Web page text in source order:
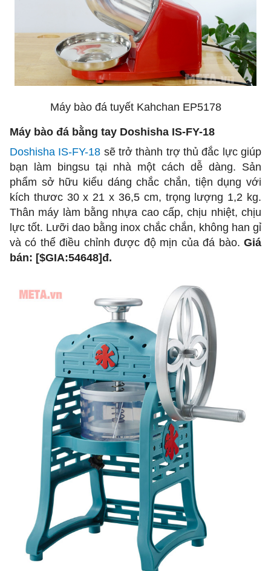
Máy bào đá tuyết Kahchan EP5178
Máy bào đá bằng tay Doshisha IS-FY-18
Doshisha IS-FY-18 sẽ trở thành trợ thủ đắc lực giúp
bạn làm bingsu tại nhà một cách dễ dàng. Sản
phẩm sở hữu kiểu dáng chắc chắn, tiện dụng với
kích thươc 30 x 21 x 36,5 cm, trọng lượng 1,2 kg.
Thân máy làm bằng nhựa cao cấp, chịu nhiệt, chịu
lực tốt. Lưỡi dao bằng inox chắc chắn, không han gỉ
và có thể điều chỉnh được độ mịn của đá bào. Giá
bán: [$GIA:54648]đ.